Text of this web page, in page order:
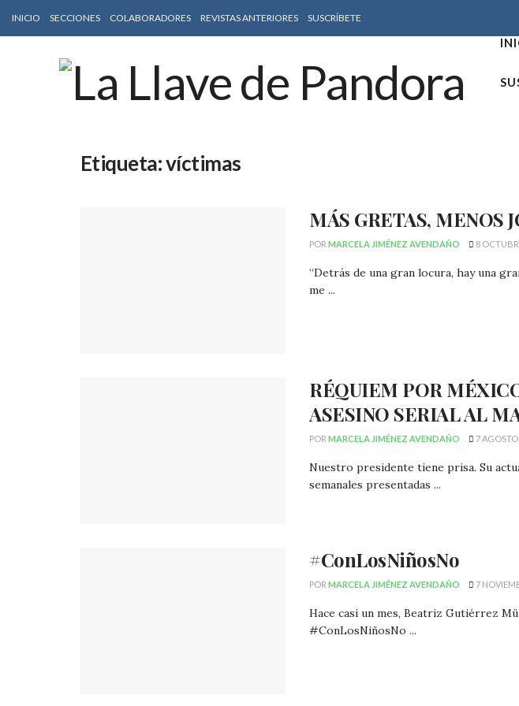
INICIO SECCIONES COLABORADORES REVISTAS ANTERIORES SUSCRÍBETE
Etiqueta:víctimas
MÁS GRETAS, MENOS
POR MARCELA JIMÉNEZ AVENDAÑO 8
“Detrás de una gran locura, hay una
me ...
RÉQUIEM POR
ASESINO SERIAL AL
POR MARCELA JIMÉNEZ AVENDAÑO 7
Nuestro presidente tiene prisa. Su
semanales presentadas ...
#ConLosNiñosNo
POR MARCELA JIMÉNEZ AVENDAÑO 7
Hace casi un mes, Beatriz Gutiérrez
#ConLosNiñosNo ...